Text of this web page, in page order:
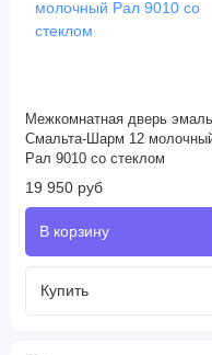
Межкомнатная дверь эмаль
Смальта-Шарм 12
Рал 9010 со стеклом
19 950 руб